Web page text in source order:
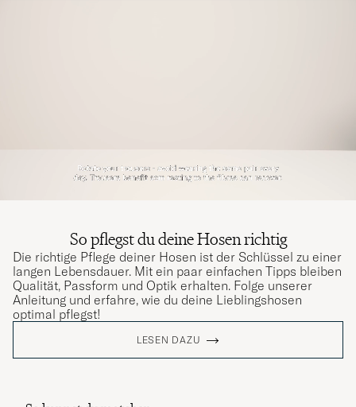
So pflegst du deine Hosen richtig
Die richtige Pflege deiner Hosen ist der Schlüssel zu einer
langen Lebensdauer. Mit ein paar einfachen Tipps bleiben
Qualität, Passform und Optik erhalten. Folge unserer
Anleitung und erfahre, wie du deine Lieblingshosen
optimal pflegst!
LESEN DAZU